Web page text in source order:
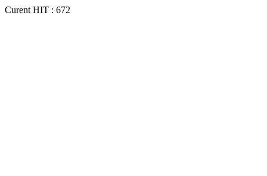
Curent HIT : 672